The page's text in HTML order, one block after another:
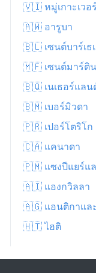
🇻🇮 หมู่เกาะเวอ
🇦🇼 อารูบา
🇧🇱 เซนต์บาร์เธ
🇲🇫 เซนต์มาร์ติน
🇧🇶 เนเธอร์แลน
🇧🇲 เบอร์มิวดา
🇵🇷 เปอร์โตริโก
🇨🇦 แคนาดา
🇵🇲 แซงปีแยร์แล
🇦🇮 แองกวิลลา
🇦🇬 แอนติกาแล
🇭🇹 ไฮติ